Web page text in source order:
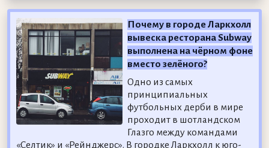
Почему в городе Ларкхолл
вывеска ресторана Subway
выполнена на чёрном фоне
вместо зелёного?
Одно из самых
принципиальных
футбольных дерби в мире
проходит в шотландском
Глазго между командами
«Селтик» и «Рейнджерс». В городке Ларкхолл к юго-